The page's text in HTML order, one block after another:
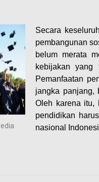
Secara
pembangunan
belum merata
kebijakan yang
Pemanfaatan
jangka panjang,
Oleh karena itu,
pendidikan
nasional